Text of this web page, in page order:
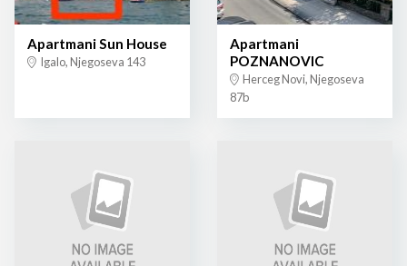
Apartmani Sun House
Igalo, Njegoseva 143
Apartmani
POZNANOVIC
Herceg Novi, Njegoseva
87b